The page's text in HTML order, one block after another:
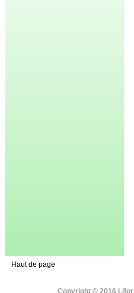
Haut de page
Copyright © 2016 Lifor